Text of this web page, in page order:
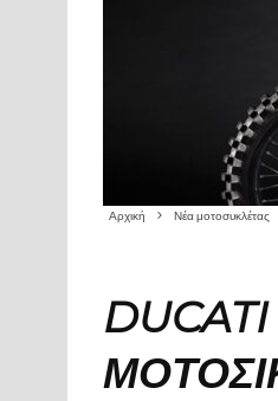
Αρχική Νέα μοτοσυκλέτας